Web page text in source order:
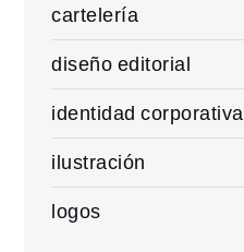
cartelería
diseño editorial
identidad corporativa
ilustración
logos